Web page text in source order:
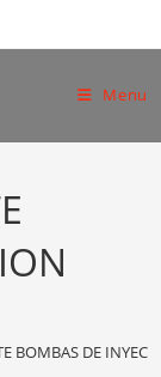
Menu
BOMBAS DE